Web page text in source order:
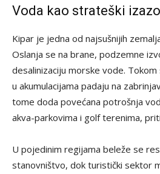
Voda kao strateški
Kipar je jedna od najsušnijih
Oslanja se na brane, podzemne
desalinizaciju morske vode.
u akumulacijama padaju na
tome doda povećana potrošnja
akva-parkovima i golf terenima,
U pojedinim regijama beleže se
stanovništvo, dok turistički sektor